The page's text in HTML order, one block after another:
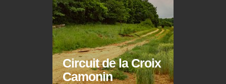
Circuit de la Croix
Camonin